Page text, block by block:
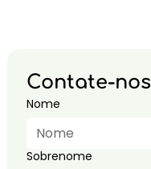
Contate-nos
Nome
Sobrenome